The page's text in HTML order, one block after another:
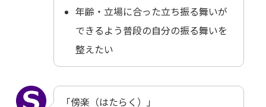
年齢・立場に合った立ち振る舞いが
できるよう普段の自分の振る舞いを
整えたい
「傍楽（はたらく）」